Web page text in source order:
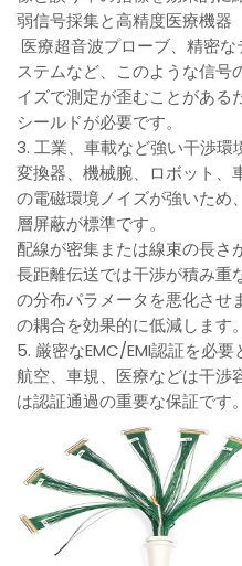
弱信号採集と高精度医療機器
医療超音波プローブ、精密
ステムなど、このような信号
イズで測定が歪むことがある
シールドが必要です。
3. 工業、車載など強い干渉環
変換器、機械腕、ロボット、
の電磁環境ノイズが強いため
層屏蔽が標準です。
配線が密集または線束の長さ
長距離伝送では干渉が積み重
の分布パラメータを悪化させ
の耦合を効果的に低減します。
5. 厳密なEMC/EMI認証を必要
航空、車規、医療などは干渉
は認証通過の重要な保証です。